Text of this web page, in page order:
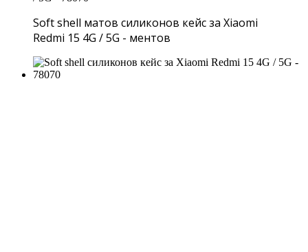
Soft shell матов силиконов кейс за Xiaomi
Redmi 15 4G / 5G - ментов